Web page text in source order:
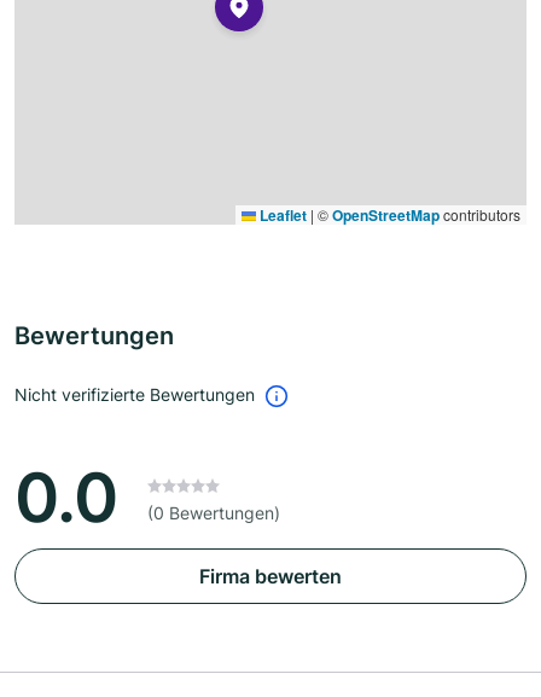
Leaflet | ©OpenStreetMapcontributors
Bewertungen
Nicht verifizierte Bewertungen
0.0 (0 Bewertungen)
Firma bewerten